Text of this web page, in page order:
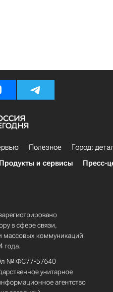
Полезное
Город:
Продукты и сервисы Пресс-
в сфере связи,
массовых коммуникаций
года.
Эл № ФС77-57640
унитарное
агентство